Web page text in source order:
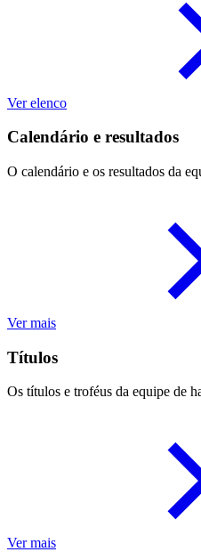
Ver elenco
Calendário e resultados
O calendário e os resultados da
Ver mais
Títulos
Os títulos e troféus da equipe de
Ver mais